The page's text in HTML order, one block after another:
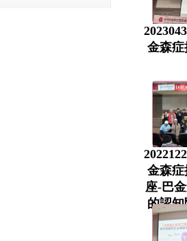
金森
金森
座-巴
的認